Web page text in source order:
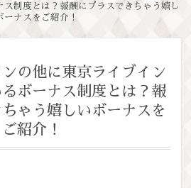
ス制度とは？報酬にプラスできちゃう嬉し
ーナスをご紹介！
の他に東京ライブイン
ボーナス制度とは？報
ゃう嬉しいボーナスを
ご紹介！